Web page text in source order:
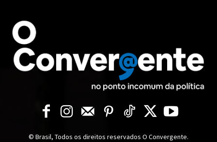
© Brasil, Todos os direitos reservados O Convergente.